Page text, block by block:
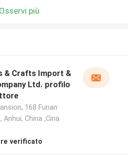
Osservi più
& Crafts Import &
Ltd. profilo
168 Funan
Anhui, China ,Cina
verificato